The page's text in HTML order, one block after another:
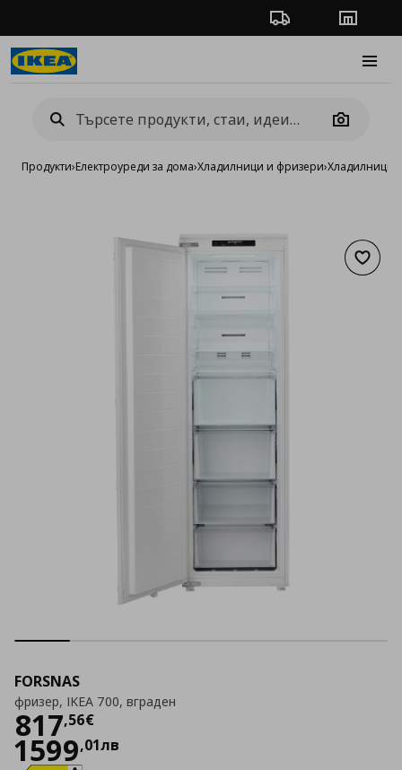
Проследяване на
Camera
Продукти›Електроуреди за дома›Хладилници и фризери›Хладилници/
FORSNAS
фризер, IKEA 700, вграден
817,56€
Цена
1599,01лв